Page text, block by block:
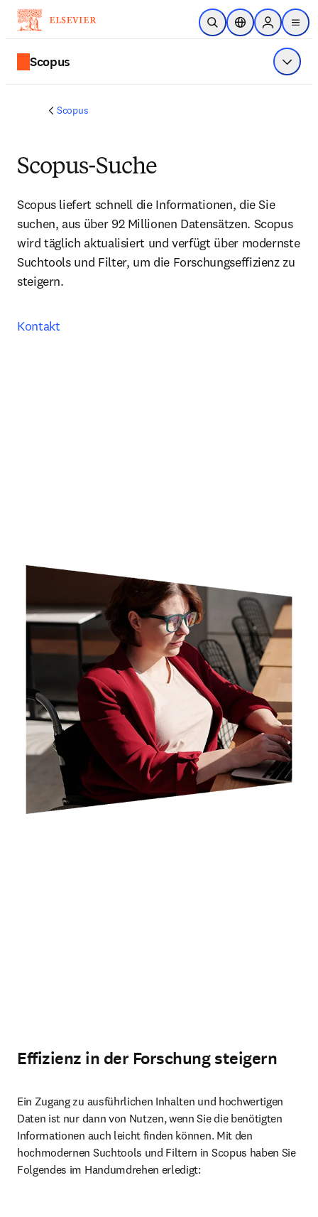
Zum Hauptinhalt wechseln
Suche öffnenStandortauswahl
Sign in to
menu
Scopus Menü
Scopus
Scopus-Suche
Scopus liefert schnell die Informationen, die Sie
suchen, aus über 92 Millionen Datensätzen. Scopus
wird täglich aktualisiert und verfügt über modernste
Suchtools und Filter, um die Forschungseffizienz zu
steigern.
Kontakt
Effizienz in der Forschung steigern
Ein Zugang zu ausführlichen Inhalten und hochwertigen
Daten ist nur dann von Nutzen, wenn Sie die benötigten
Informationen auch leicht finden können. Mit den
hochmodernen Suchtools und Filtern in Scopus haben Sie
Folgendes im Handumdrehen erledigt: